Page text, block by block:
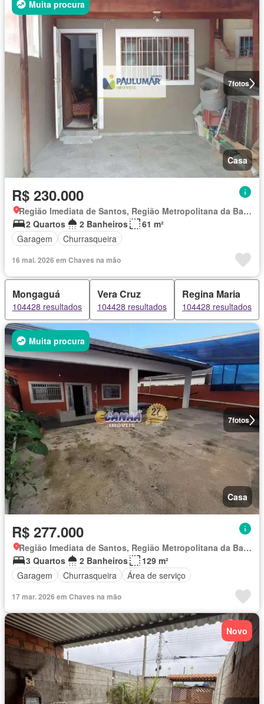
7fotos
Muita procura
Casa
R$ 230.000
Região Imediata de Santos, Região Metropolitana da Baixada Santista
2 Quartos
2 Banheiros
61 m²
Garagem
Churrasqueira
16 mai. 2026 em Chaves na mão
Mongaguá
104428 resultados
Vera Cruz
104428 resultados
Regina Maria
104428 resultados
7fotos
Muita procura
Casa
R$ 277.000
Região Imediata de Santos, Região Metropolitana da Baixada Santista
3 Quartos
2 Banheiros
129 m²
Garagem
Churrasqueira Área de serviço
17 mar. 2026 em Chaves na mão
Novo